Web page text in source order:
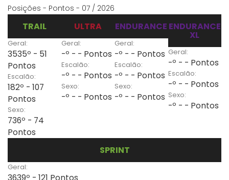
Posições - Pontos - 07 / 2026
TRAIL
Geral:
3535º - 51
Pontos
Escalão:
182º - 107
Pontos
Sexo:
736º - 74
Pontos
ULTRA
Geral:
-º - - Pontos
Escalão:
-º - - Pontos
Sexo:
-º - - Pontos
ENDURANCE
Geral:
-º - - Pontos
Escalão:
-º - - Pontos
Sexo:
-º - - Pontos
ENDURANCE
XL
Geral:
-º - - Pontos
Escalão:
-º - - Pontos
Sexo:
-º - - Pontos
SPRINT
Geral:
3639º - 121 Pontos